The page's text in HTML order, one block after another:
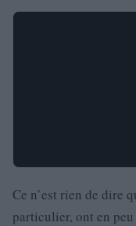
Ce n’est rien de dire
particulier, ont en peu